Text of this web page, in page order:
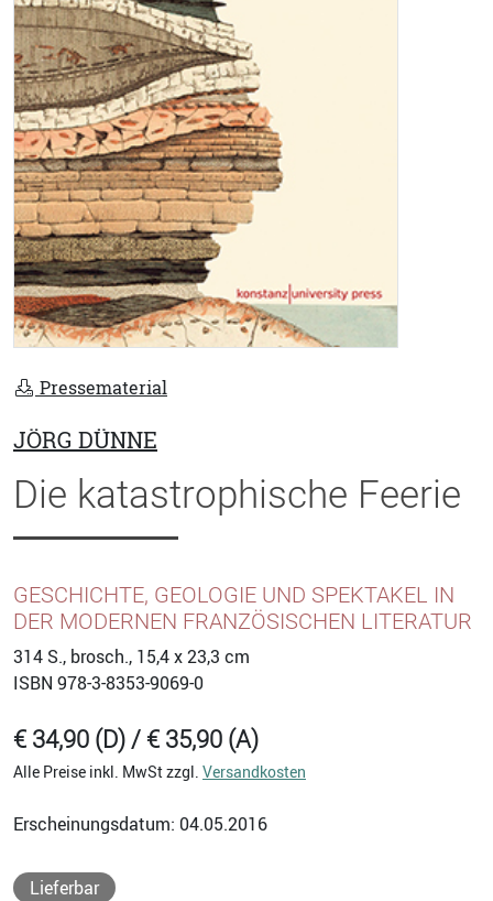
Pressematerial
JÖRG DÜNNE
Die katastrophische Feerie
GESCHICHTE, GEOLOGIE UND SPEKTAKEL IN
DER MODERNEN FRANZÖSISCHEN LITERATUR
314 S., brosch., 15,4 x 23,3 cm
ISBN 978-3-8353-9069-0
€ 34,90 (D) / € 35,90 (A)
Alle Preise inkl. MwSt zzgl. Versandkosten
Erscheinungsdatum: 04.05.2016
Lieferbar